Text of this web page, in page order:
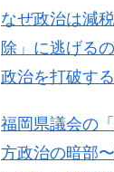
なぜ政治は減
除」に逃げる
政治を打破す
福岡県議会の
方政治の暗部